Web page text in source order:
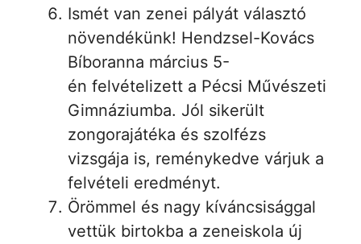
Ismét van zenei pályát választó
növendékünk! Hendzsel-Kovács
Bíboranna március 5-
én felvételizett a Pécsi Művészeti
Gimnáziumba. Jól sikerült
zongorajátéka és szolfézs
vizsgája is, reménykedve várjuk a
felvételi eredményt.
Örömmel és nagy kíváncsisággal
vettük birtokba a zeneiskola új